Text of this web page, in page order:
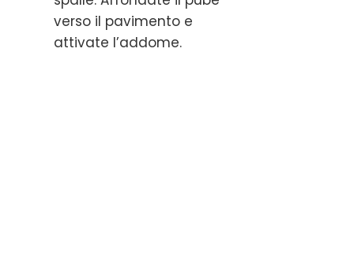
verso il pavimento e
attivate l’addome.